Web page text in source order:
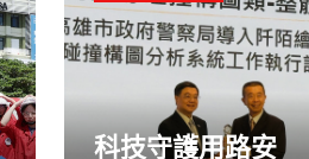
科技守護用路安